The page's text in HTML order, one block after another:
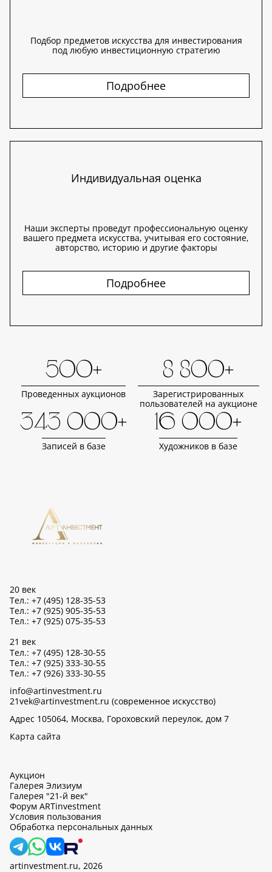
Подбор предметов искусства для инвестирования
под любую инвестиционную стратегию
Подробнее
Индивидуальная оценка
Наши эксперты проведут профессиональную оценку
вашего предмета искусства, учитывая его состояние,
авторство, историю и другие факторы
Подробнее
500+
Проведенных аукционов
8 800+
Зарегистрированных
пользователей на аукционе
343 000+
Записей в базе
16 000+
Художников в базе
20 век
Тел.: +7 (495) 128-35-53
Тел.: +7 (925) 905-35-53
Тел.: +7 (925) 075-35-53
21 век
Тел.: +7 (495) 128-30-55
Тел.: +7 (925) 333-30-55
Тел.: +7 (926) 333-30-55
info@artinvestment.ru
21vek@artinvestment.ru (современное искусство)
Адрес 105064, Москва, Гороховский переулок, дом 7
Карта сайта
Аукцион
Галерея Элизиум
Галерея "21-й век"
Форум ARTinvestment
Условия пользования
Обработка персональных данных
artinvestment.ru, 2026